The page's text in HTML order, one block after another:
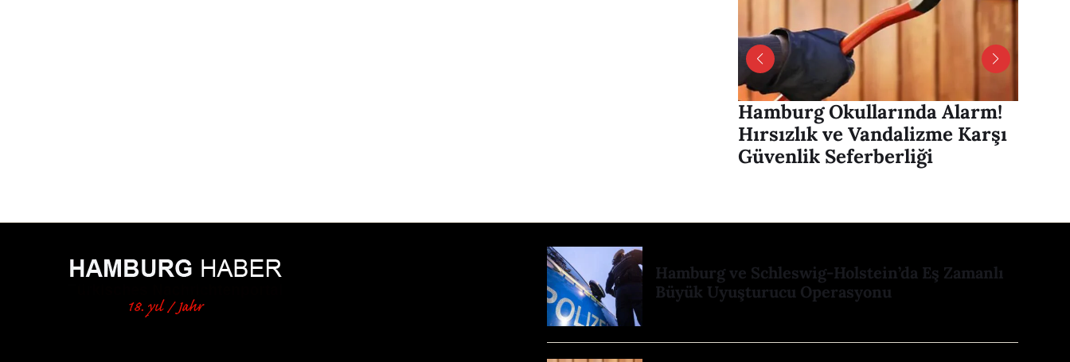
Hamburg Okullarında Alarm!
Hırsızlık ve Vandalizme Karşı
Güvenlik Seferberliği
Hamburg ve Schleswig-Holstein’da Eş Zamanlı
Büyük Uyuşturucu Operasyonu